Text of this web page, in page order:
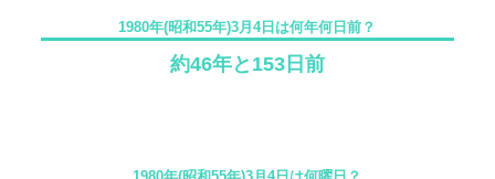
1980年(昭和55年)3月4日は何年何日前？
約46年と153日前